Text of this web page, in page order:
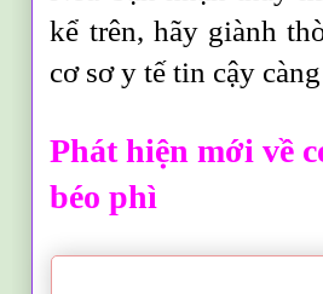
kể trên, hãy giành
cơ sơ y tế tin cậy
Phát hiện mới về
béo phì